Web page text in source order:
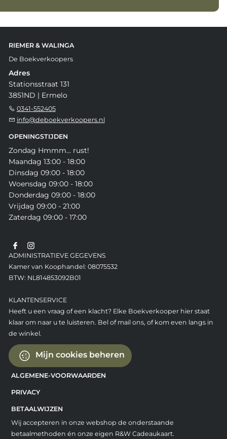
RIEMER & WALINGA
De Boekverkoopers
Adres
Stationsstraat 131
3851ND | Ermelo
0341-552405
info@deboekverkoopers.nl
OPENINGSTIJDEN
Zondag Hmmm... rust!
Maandag 13:00 - 18:00
Dinsdag 09:00 - 18:00
Woensdag 09:00 - 18:00
Donderdag 09:00 - 18:00
Vrijdag 09:00 - 21:00
Zaterdag 09:00 - 17:00
ADMINISTRATIEVE GEGEVENS
Kamer van Koophandel: 08075532
BTW: NL814853092B01
KLANTENSERVICE
Heeft u een vraag of een klacht? Elke Boekverkooper hier staat
klaar om naar u te luisteren. Bel of mail ons, of kom even langs in
de winkel.
Mijn cookies beheren
ALGEMENE-VOORWAARDEN
PRIVACY
BETAALWIJZEN
Wij accepteren in onze webshop de onderstaande
betaalmethoden én onze eigen R&W Cadeaukaart.